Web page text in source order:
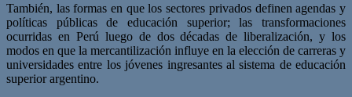
También, las formas en que los sectores privados definen agendas y
políticas públicas de educación superior; las transformaciones
ocurridas en Perú luego de dos décadas de liberalización, y los
modos en que la mercantilización influye en la elección de carreras y
universidades entre los jóvenes ingresantes al sistema de educación
superior argentino.